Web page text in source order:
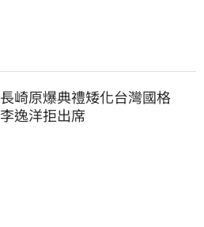
長崎原爆典禮矮化台灣國格
李逸洋拒出席